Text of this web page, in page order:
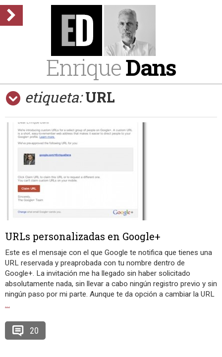
EnriqueDans
etiqueta: URL
URLs personalizadas en Google+
Este es el mensaje con el que Google te notifica que tienes una
URL reservada y preaprobada con tu nombre dentro de
Google+. La invitación me ha llegado sin haber solicitado
absolutamente nada, sin llevar a cabo ningún registro previo y sin
ningún paso por mi parte. Aunque te da opción a cambiar la URL
…
20